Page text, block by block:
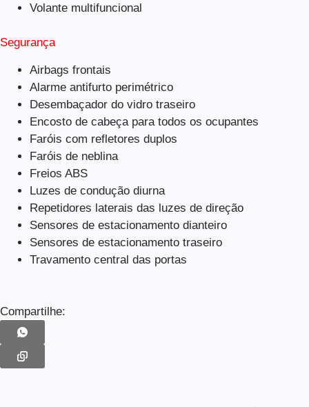
Volante multifuncional
Segurança
Airbags frontais
Alarme antifurto perimétrico
Desembaçador do vidro traseiro
Encosto de cabeça para todos os ocupantes
Faróis com refletores duplos
Faróis de neblina
Freios ABS
Luzes de condução diurna
Repetidores laterais das luzes de direção
Sensores de estacionamento dianteiro
Sensores de estacionamento traseiro
Travamento central das portas
Compartilhe: